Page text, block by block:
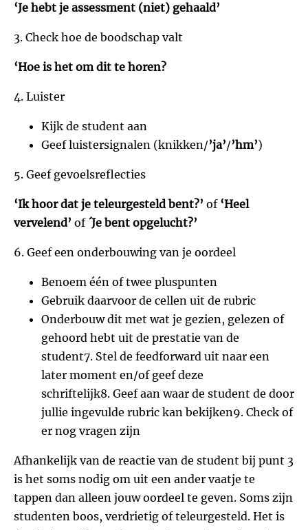
‘Je hebt je assessment (niet) gehaald’
3. Check hoe de boodschap valt
‘Hoe is het om dit te horen?
4. Luister
Kijk de student aan
Geef luistersignalen (knikken/’ja’/’hm’)
5 . Geef gevoelsreflecties
‘Ik hoor dat je teleurgesteld bent?’ of ‘Heel
vervelend’ of ´Je bent opgelucht?’
6. Geef een onderbouwing van je oordeel
Benoem één of twee pluspunten
Gebruik daarvoor de cellen uit de rubric
Onderbouw dit met wat je gezien, gelezen of
gehoord hebt uit de prestatie van de
student7. Stel de feedforward uit naar een
later moment en/of geef deze
schriftelijk8. Geef aan waar de student de door
jullie ingevulde rubric kan bekijken9. Check of
er nog vragen zijn
Afhankelijk van de reactie van de student bij punt 3
is het soms nodig om uit een ander vaatje te
tappen dan alleen jouw oordeel te geven. Soms zijn
studenten boos, verdrietig of teleurgesteld. Het is